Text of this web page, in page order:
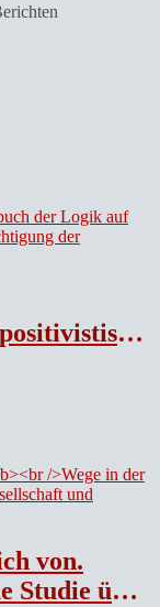
der Geschichte der Logik.
von.
und Kriegsverhütung.